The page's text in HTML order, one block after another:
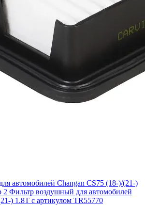
автомобилей Changan CS75 (18-)/(21-)
2 Фильтр воздушный для автомобилей
) 1.8T с артикулом TR55770